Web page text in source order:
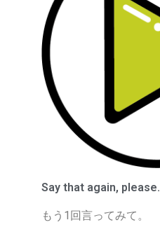
Say that again, please.
もう1回言ってみて。